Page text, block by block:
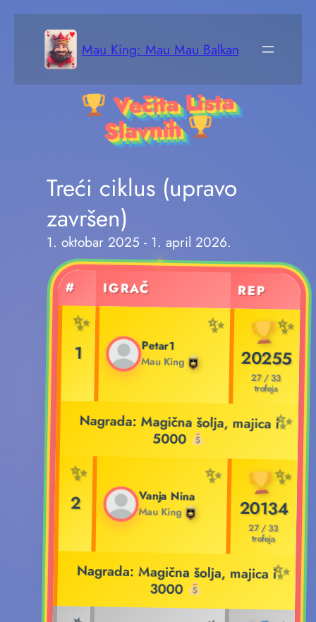
sadržaj
Mau King: Mau Mau Balkan
Večita Lista
Slavnih
Treći ciklus (upravo
završen)
1. oktobar 2025 - 1. april 2026.
# IGRAČ REP
1 Petar1
Mau King 20255
27 / 33
trofeja
Nagrada: Magična šolja, majica i
5000
2 Vanja Nina
Mau King 20134
27 / 33
trofeja
Nagrada: Magična šolja, majica i
3000